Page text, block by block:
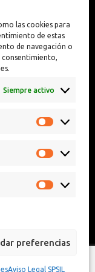
las cookies para
de estas
de navegación o
consentimiento,
Siempre activo
preferencias
Aviso Legal SPSIL
Reparador de